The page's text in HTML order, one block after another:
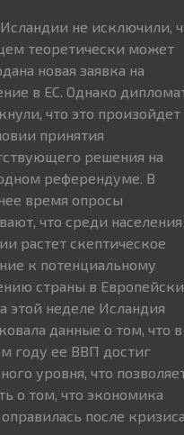
не исключили,
теоретически может
новая заявка на
в ЕС. Однако
что это произойдет
принятия
решения на
референдуме. В
время опросы
что среди населения
растет скептическое
к потенциальному
страны в
этой неделе Исландия
данные о том, что в
году ее ВВП достиг
уровня, что
о том, что экономика
после кризиса